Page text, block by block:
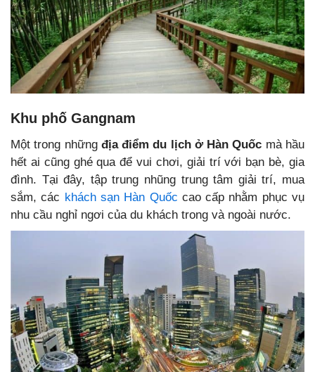
Khu phố Gangnam
Một trong những địa điểm du lịch ởHàn Quốc mà hầu
hết ai cũng ghé qua để vui chơi, giải trí với bạn bè, gia
đình. Tại đây, tập trung nhũng trung tâm giải trí, mua
sắm, các khách sạn Hàn Quốc cao cấp nhằm phục vụ
nhu cầu nghỉ ngơi của du khách trong và ngoài nước.